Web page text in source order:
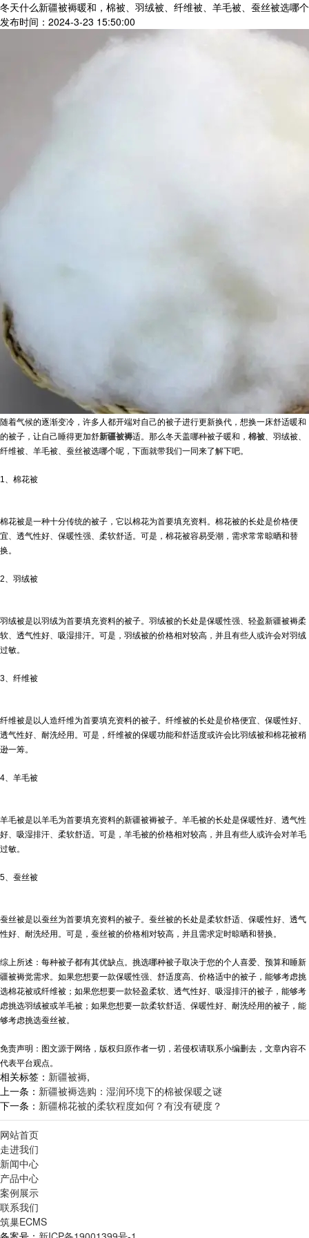
冬天什么新疆被褥暖和，棉被、羽绒被、纤维被、羊毛被、蚕丝被选哪个
发布时间：2024-3-23 15:50:00
随着气候的逐渐变冷，许多人都开端对自己的被子进行更新换代，想换一床舒适暖和
的被子，让自己睡得更加舒新疆被褥适。那么冬天盖哪种被子暖和， 棉被、羽绒被、
纤维被、羊毛被、蚕丝被选哪个呢，下面就带我们一同来了解下吧。
1、棉花被
棉花被是一种十分传统的被子，它以棉花为首要填充资料。棉花被的长处是价格便
宜、透气性好、保暖性强、柔软舒适。可是，棉花被容易受潮，需求常常晾晒和替
换。
2、羽绒被
羽绒被是以羽绒为首要填充资料的被子。羽绒被的长处是保暖性强、轻盈新疆被褥柔
软、透气性好、吸湿排汗。可是，羽绒被的价格相对较高，并且有些人或许会对羽绒
过敏。
3、纤维被
纤维被是以人造纤维为首要填充资料的被子。纤维被的长处是价格便宜、保暖性好、
透气性好、耐洗经用。可是，纤维被的保暖功能和舒适度或许会比羽绒被和棉花被稍
逊一筹。
4、羊毛被
羊毛被是以羊毛为首要填充资料的新疆被褥被子。羊毛被的长处是保暖性好、透气性
好、吸湿排汗、柔软舒适。可是，羊毛被的价格相对较高，并且有些人或许会对羊毛
过敏。
5、蚕丝被
蚕丝被是以蚕丝为首要填充资料的被子。蚕丝被的长处是柔软舒适、保暖性好、透气
性好、耐洗经用。可是，蚕丝被的价格相对较高，并且需求定时晾晒和替换。
综上所述：每种被子都有其优缺点。挑选哪种被子取决于您的个人喜爱、预算和睡新
疆被褥觉需求。如果您想要一款保暖性强、舒适度高、价格适中的被子，能够考虑挑
选棉花被或纤维被；如果您想要一款轻盈柔软、透气性好、吸湿排汗的被子，能够考
虑挑选羽绒被或羊毛被；如果您想要一款柔软舒适、保暖性好、耐洗经用的被子，能
够考虑挑选蚕丝被。
免责声明：图文源于网络，版权归原作者一切，若侵权请联系小编删去，文章内容不
代表平台观点。
相关标签： 新疆被褥,
上一条： 新疆被褥选购：湿润环境下的棉被保暖之谜
下一条： 新疆棉花被的柔软程度如何？有没有硬度？
网站首页
走进我们
新闻中心
产品中心
案例展示
联系我们
筑巢ECMS